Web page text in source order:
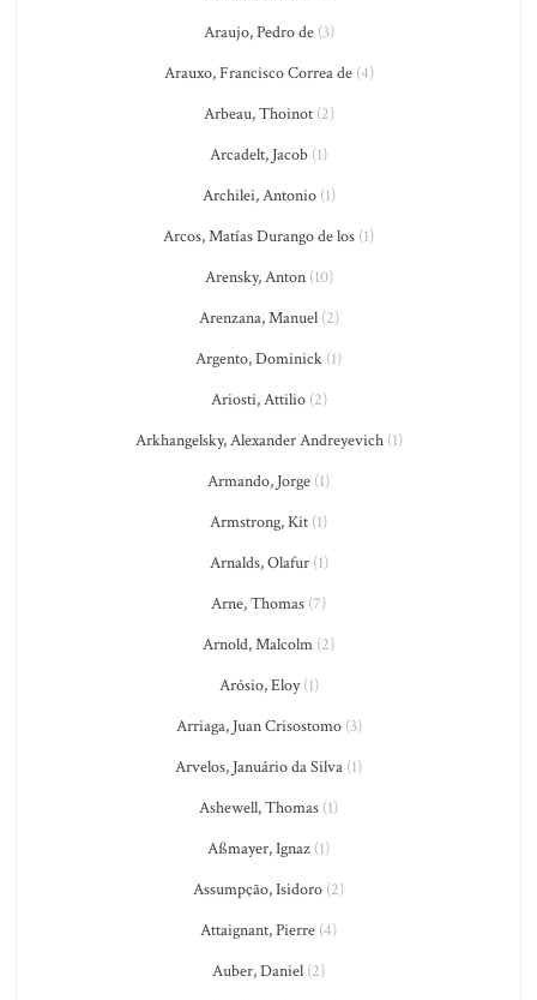
Araujo, Pedro de(3)
Arauxo, Francisco Correa de(4)
Arbeau, Thoinot(2)
Arcadelt, Jacob (1)
Archilei, Antonio(1)
Arcos, Matías Durango de los (1)
Arensky, Anton(10)
Arenzana, Manuel(2)
Argento, Dominick (1)
Ariosti, Attilio(2)
Arkhangelsky, Alexander Andreyevich(1)
Armando, Jorge (1)
Armstrong, Kit (1)
Arnalds, Olafur(1)
Arne, Thomas (7)
Arnold, Malcolm (2)
Arósio, Eloy(1)
Arriaga, Juan Crisostomo(3)
Arvelos, Januário da Silva (1)
Ashewell, Thomas (1)
Aßmayer, Ignaz (1)
Assumpção, Isidoro (2)
Attaignant, Pierre (4)
Auber, Daniel (2)